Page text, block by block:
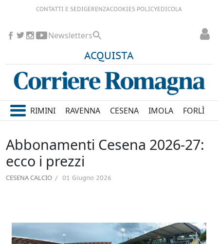
CONTATTI E SEDIGERENZACOOKIES POLICYEDICOLA
ACQUISTA
Newsletters
RIMINI RAVENNA CESENA IMOLA FORLÌ
Abbonamenti Cesena 2026-27:
ecco i prezzi
CESENA CALCIO 01 Giugno 2026